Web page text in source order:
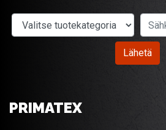
Valitse tuotekategoria
Lähetä
PRIMATEX